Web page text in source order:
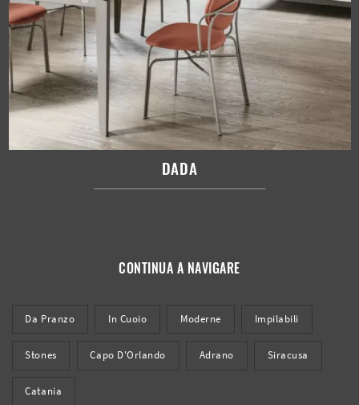
DADA
CONTINUA A NAVIGARE
Da Pranzo In Cuoio Moderne Impilabili
Stones Capo D'Orlando Adrano Siracusa
Catania